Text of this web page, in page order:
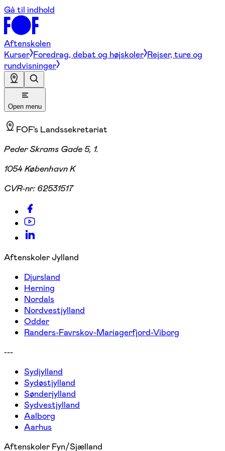
Gå til indhold
Aftenskolen
Kurser Foredrag, debat og højskoler Rejser, ture og
rundvisninger
Open menu
FOF's Landssekretariat
Peder Skrams Gade 5, 1.
1054 København K
CVR-nr: 62531517
Aftenskoler Jylland
Djursland
Herning
Nordals
Nordvestjylland
Odder
Randers-Favrskov-Mariagerfjord-Viborg
---
Sydjylland
Sydøstjylland
Sønderjylland
Sydvestjylland
Aalborg
Aarhus
Aftenskoler Fyn/Sjælland